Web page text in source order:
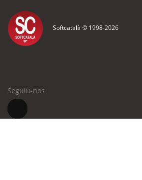
Softcatalà © 1998-2026
Seguiu-nos